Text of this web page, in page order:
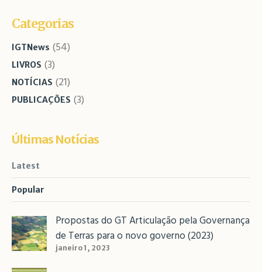
Categorias
IGTNews (54)
LIVROS (3)
NOTÍCIAS (21)
PUBLICAÇÕES (3)
Últimas Notícias
Latest
Popular
Propostas do GT Articulação pela Governança
de Terras para o novo governo (2023)
janeiro 1, 2023